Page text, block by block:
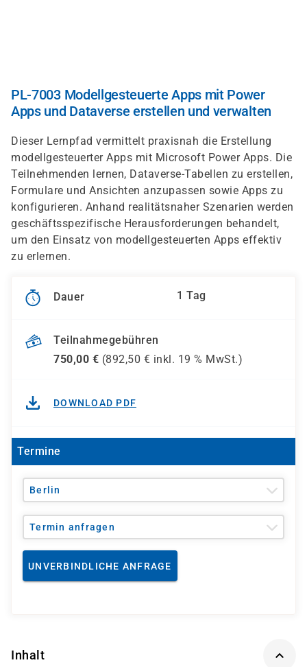
PL-7003 Modellgesteuerte Apps mit Power
Apps und Dataverse erstellen und verwalten
Dieser Lernpfad vermittelt praxisnah die Erstellung
modellgesteuerter Apps mit Microsoft Power Apps. Die
Teilnehmenden lernen, Dataverse-Tabellen zu erstellen,
Formulare und Ansichten anzupassen sowie Apps zu
konfigurieren. Anhand realitätsnaher Szenarien werden
geschäftsspezifische Herausforderungen behandelt,
um den Einsatz von modellgesteuerten Apps effektiv
zu erlernen.
Dauer 1 Tag
Teilnahmegebühren
750,00 € (892,50 € inkl. 19 % MwSt.)
DOWNLOAD PDF
Termine
Berlin
Termin anfragen
UNVERBINDLICHE ANFRAGE
Inhalt